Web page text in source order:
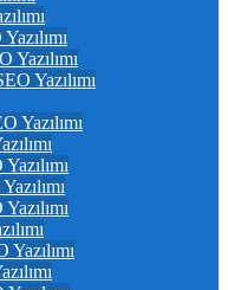
Yazılımı
Yazılımı
Yazılımı